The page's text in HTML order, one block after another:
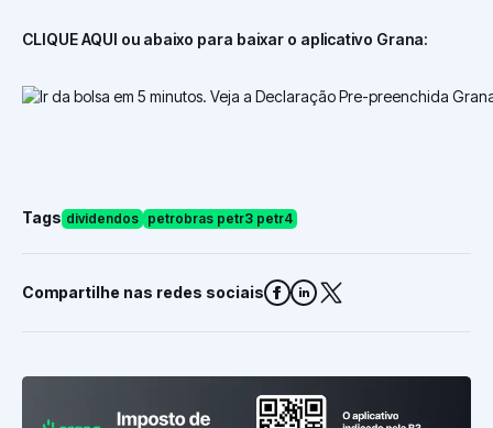
CLIQUE AQUI ou abaixo para baixar o aplicativo Grana:
Tags dividendos petrobras petr3 petr4
Compartilhe nas redes sociais